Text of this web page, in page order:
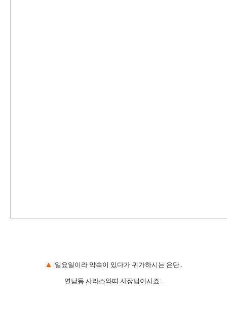
▲ 일요일이라 약속이 있다가 귀가하시는 은단..
연남동 사라스와띠 사장님이시죠..